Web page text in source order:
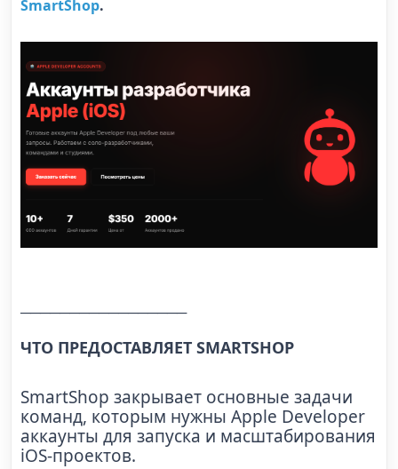
SmartShop.
─────────────────
ЧТО ПРЕДОСТАВЛЯЕТ SMARTSHOP
SmartShop закрывает основные задачи
команд, которым нужны Apple Developer
аккаунты для запуска и масштабирования
iOS-проектов.